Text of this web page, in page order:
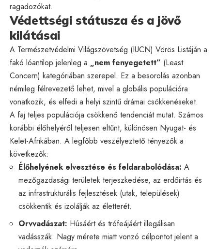
ragadozókat.
Védettségi státusza és a jövő
kilátásai
A Természetvédelmi Világszövetség (IUCN) Vörös Listáján a
fakó lóantilop jelenleg a „nem fenyegetett” (Least
Concern) kategóriában szerepel. Ez a besorolás azonban
némileg félrevezető lehet, mivel a globális populációra
vonatkozik, és elfedi a helyi szintű drámai csökkenéseket.
A faj teljes populációja csökkenő tendenciát mutat. Számos
korábbi élőhelyéről teljesen eltűnt, különösen Nyugat- és
Kelet-Afrikában. A legfőbb veszélyeztető tényezők a
következők:
Élőhelyének elvesztése és feldarabolódása: A
mezőgazdasági területek terjeszkedése, az erdőirtás és
az infrastrukturális fejlesztések (utak, települések)
csökkentik és izolálják az életterét.
Orvvadászat: Húsáért és trófeájáért illegálisan
vadásszák. Nagy mérete miatt vonzó célpontot jelent a